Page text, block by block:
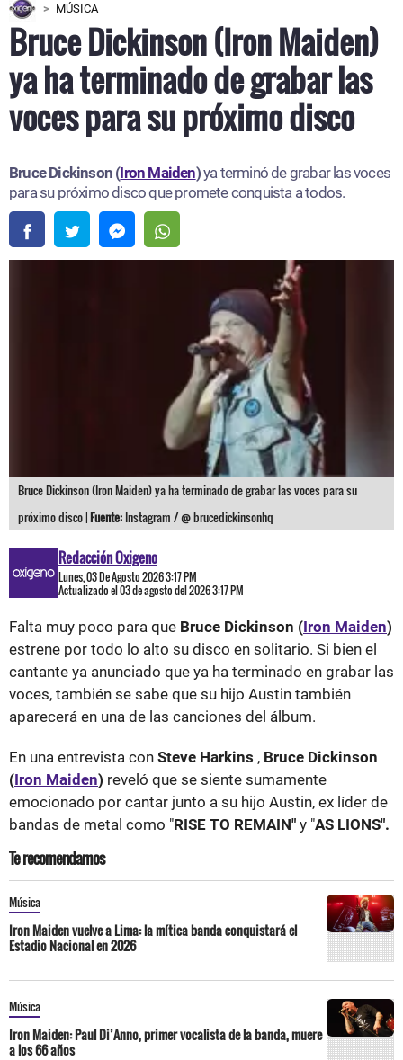
MÚSICA
Bruce Dickinson (Iron Maiden)
ya ha terminado de grabar las
voces para su próximo disco
Bruce Dickinson (Iron Maiden)ya terminó de grabar las voces
para su próximo disco que promete conquista a todos.
Bruce Dickinson (Iron Maiden) ya ha terminado de grabar las voces para su
próximo disco |Fuente: Instagram / @ brucedickinsonhq
Redacción Oxigeno
Lunes, 03 De Agosto 2026 3:17 PM
Actualizado el 03 de agosto del 2026 3:17 PM
Falta muy poco para que Bruce Dickinson (Iron Maiden)
estrene por todo lo alto su disco en solitario. Si bien el
cantante ya anunciado que ya ha terminado en grabar las
voces, también se sabe que su hijo Austin también
aparecerá en una de las canciones del álbum.
En una entrevista con Steve Harkins , Bruce Dickinson
(Iron Maiden) reveló que se siente sumamente
emocionado por cantar junto a su hijo Austin, ex líder de
bandas de metal como "RISE TO REMAIN" y "AS LIONS".
Te recomendamos
Música
Iron Maiden vuelve a Lima: la mítica banda conquistará el
Estadio Nacional en 2026
Música
Iron Maiden: Paul Di’Anno, primer vocalista de la banda, muere
a los 66 años